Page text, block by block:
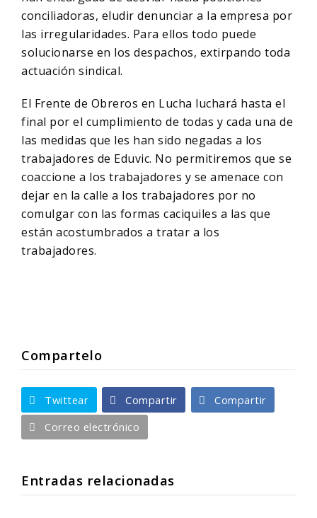
conciliadoras, eludir denunciar a la empresa por
las irregularidades. Para ellos todo puede
solucionarse en los despachos, extirpando toda
actuación sindical.
El Frente de Obreros en Lucha luchará hasta el
final por el cumplimiento de todas y cada una de
las medidas que les han sido negadas a los
trabajadores de Eduvic. No permitiremos que se
coaccione a los trabajadores y se amenace con
dejar en la calle a los trabajadores por no
comulgar con las formas caciquiles a las que
están acostumbrados a tratar a los
trabajadores.
Compartelo
Twittear Compartir
Compartir
Correo electrónico
Entradas relacionadas